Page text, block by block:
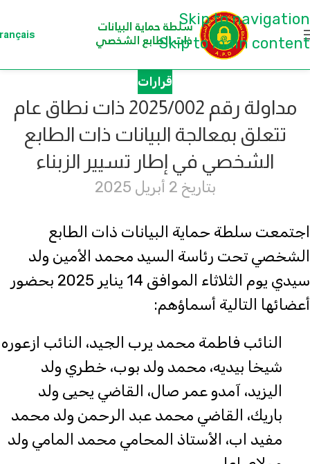
Skip to navigation
Skip to main content
قرارات
مداولة رقم 2025/002 ذات نطاق عام
تتعلق بمعالجة البيانات ذات الطابع
الشخصي في إطار تسيير الزبناء
بتاريخ 2 أبريل 2025
اجتمعت سلطة حماية البيانات ذات الطابع
الشخصي تحت رئاسة السيد محمد الأمين ولد
سيدي يوم الثلاثاء الموافق 14 يناير 2025 بحضور
أعضائها التالية أسماؤهم:
النائب فاطمة محمد يرب الجيد، النائب ازعوره
شيخا بيديه، محمد ولد بوب، خطري ولد
اليزيد، آمدو عمر صال، القاضي يحيى ولد
باريك، القاضي محمد عبد الرحمن ولد محمد
مفيد اب، الأستاذ المحامي محمد المامي ولد